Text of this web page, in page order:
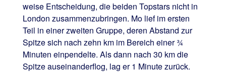
weise Entscheidung, die beiden Topstars nicht in
London zusammenzubringen. Mo lief im ersten
Teil in einer zweiten Gruppe, deren Abstand zur
Spitze sich nach zehn km im Bereich einer ¾
Minuten einpendelte. Als dann nach 30 km die
Spitze auseinanderflog, lag er 1 Minute zurück.